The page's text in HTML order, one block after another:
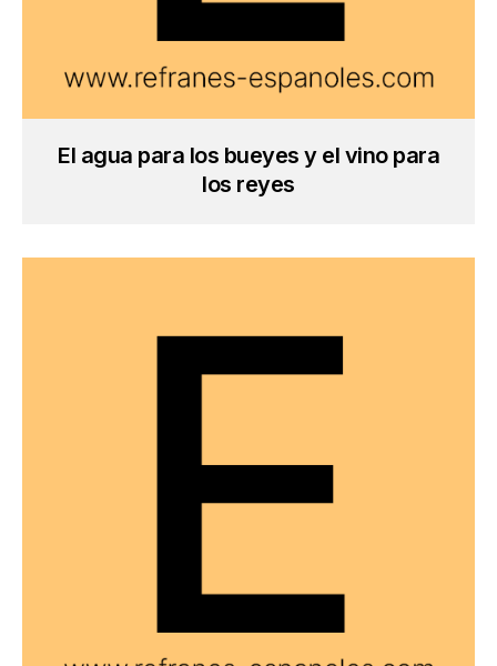
El agua para los bueyes y el vino para
los reyes